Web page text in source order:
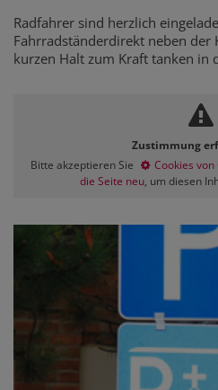
Radfahrer sind herzlich
Fahrradständerdirekt neben der
kurzen Halt zum Kraft tanken in
Zustimmung
Bitte akzeptieren Sie
Cookies
die Seite neu, um diesen
Tank Stille!